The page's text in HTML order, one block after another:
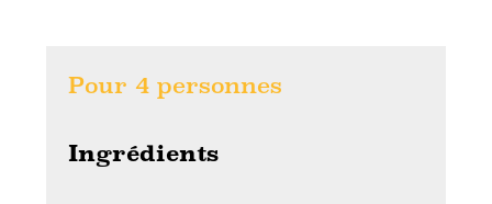
Pour 4 personnes
Ingrédients